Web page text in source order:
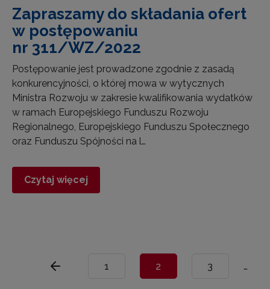
Zapraszamy do składania ofert
w postępowaniu
nr 311/WZ/2022
Postępowanie jest prowadzone zgodnie z zasadą
konkurencyjności, o której mowa w wytycznych
Ministra Rozwoju w zakresie kwalifikowania wydatków
w ramach Europejskiego Funduszu Rozwoju
Regionalnego, Europejskiego Funduszu Społecznego
oraz Funduszu Spójności na l…
Czytaj więcej
1 2 3 …